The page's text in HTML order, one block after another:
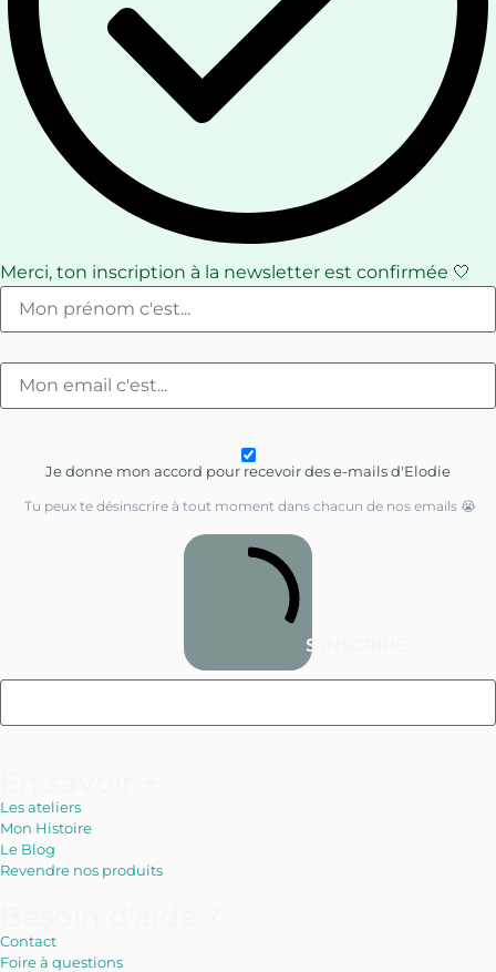
Merci, ton inscription à la newsletter est confirmée 🤍
Je donne mon accord pour recevoir des e-mails d'Elodie
Tu peux te désinscrire à tout moment dans chacun de nos emails 😭
S'INSCRIRE
Les ateliers
Mon Histoire
Le Blog
Revendre nos produits
Contact
Foire à questions